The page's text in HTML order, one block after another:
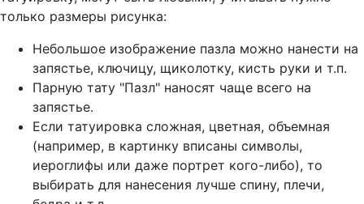
только размеры рисунка:
Небольшое изображение пазла можно нанести на
запястье, ключицу, щиколотку, кисть руки и т.п.
Парную тату "Пазл" наносят чаще всего на
запястье.
Если татуировка сложная, цветная, объемная
(например, в картинку вписаны символы,
иероглифы или даже портрет кого-либо), то
выбирать для нанесения лучше спину, плечи,